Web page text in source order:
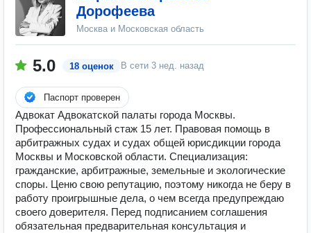
Дорофеева
Москва и Московская область
5.0 18 оценок В сети 3 нед. назад
Паспорт проверен
Адвокат Адвокатской палаты города Москвы.
Профессиональный стаж 15 лет. Правовая помощь в
арбитражных судах и судах общей юрисдикции города
Москвы и Московской области. Специализация:
гражданские, арбитражные, земельные и экологические
споры. Ценю свою репутацию, поэтому никогда не беру в
работу проигрышные дела, о чем всегда предупреждаю
своего доверителя. Перед подписанием соглашения
обязательная предварительная консультация и